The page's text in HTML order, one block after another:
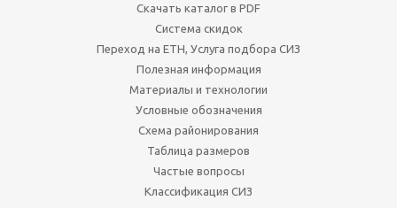
Скачать каталог в PDF
Система скидок
Переход на ЕТН, Услуга подбора СИЗ
Полезная информация
Материалы и технологии
Условные обозначения
Схема районирования
Таблица размеров
Частые вопросы
Классификация СИЗ